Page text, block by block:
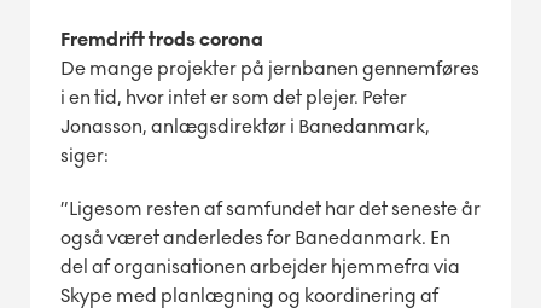
Fremdrift trods corona
De mange projekter på jernbanen gennemføres
i en tid, hvor intet er som det plejer. Peter
Jonasson, anlægsdirektør i Banedanmark,
siger:
”Ligesom resten af samfundet har det seneste år
også været anderledes for Banedanmark. En
del af organisationen arbejder hjemmefra via
Skype med planlægning og koordinering af